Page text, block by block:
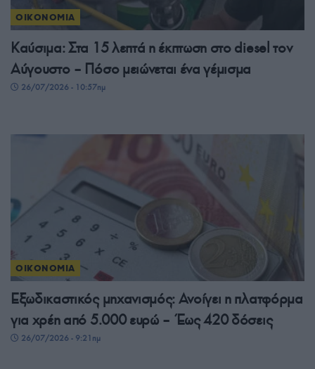
ΟΙΚΟΝΟΜΙΑ
Καύσιμα: Στα 15 λεπτά η έκπτωση στο diesel τον
Αύγουστο – Πόσο μειώνεται ένα γέμισμα
26/07/2026 - 10:57πμ
ΟΙΚΟΝΟΜΙΑ
Εξωδικαστικός μηχανισμός: Ανοίγει η πλατφόρμα
για χρέη από 5.000 ευρώ – Έως 420 δόσεις
26/07/2026 - 9:21πμ